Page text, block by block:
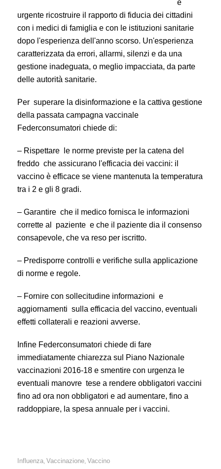
è
urgente ricostruire il rapporto di fiducia dei cittadini
con i medici di famiglia e con le istituzioni sanitarie
dopo l'esperienza dell'anno scorso. Un'esperienza
caratterizzata da errori, allarmi, silenzi e da una
gestione inadeguata, o meglio impacciata, da parte
delle autorità sanitarie.
Per superare la disinformazione e la cattiva gestione
della passata campagna vaccinale
Federconsumatori chiede di:
– Rispettare le norme previste per la catena del
freddo che assicurano l'efficacia dei vaccini: il
vaccino è efficace se viene mantenuta la temperatura
tra i 2 e gli 8 gradi.
– Garantire che il medico fornisca le informazioni
corrette al paziente e che il paziente dia il consenso
consapevole, che va reso per iscritto.
– Predisporre controlli e verifiche sulla applicazione
di norme e regole.
– Fornire con sollecitudine informazioni e
aggiornamenti sulla efficacia del vaccino, eventuali
effetti collaterali e reazioni avverse.
Infine Federconsumatori chiede di fare
immediatamente chiarezza sul Piano Nazionale
vaccinazioni 2016-18 e smentire con urgenza le
eventuali manovre tese a rendere obbligatori vaccini
fino ad ora non obbligatori e ad aumentare, fino a
raddoppiare, la spesa annuale per i vaccini.
Influenza, Vaccinazione, Vaccino